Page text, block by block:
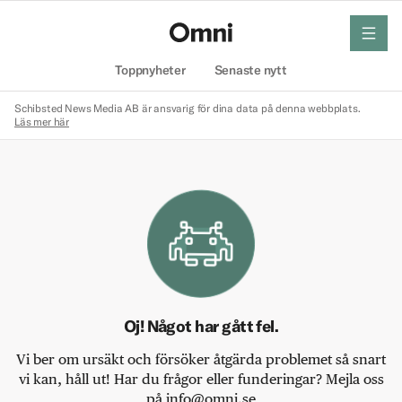
Toppnyheter Senaste nytt
meny
Schibsted News Media AB är ansvarig för dina data på denna webbplats.
Läs mer här
Oj! Något har gått fel.
Vi ber om ursäkt och försöker åtgärda problemet så snart
vi kan, håll ut! Har du frågor eller funderingar? Mejla oss